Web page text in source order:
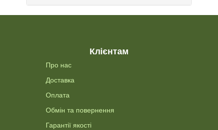
Клієнтам
Про нас
Доставка
Оплата
Обмін та повернення
Гарантії якості